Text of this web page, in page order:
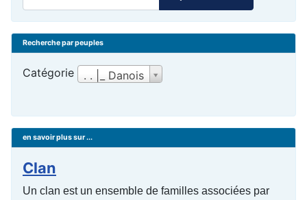
Recherche par peuples
Catégorie . . |_ Danois
en savoir plus sur ...
Clan
Un clan est un ensemble de familles associées par